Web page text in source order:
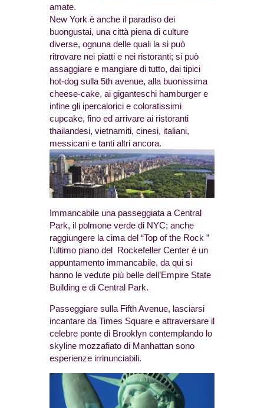
amate.
New York è anche il paradiso dei
buongustai, una città piena di culture
diverse, ognuna delle quali la si può
ritrovare nei piatti e nei ristoranti; si può
assaggiare e mangiare di tutto, dai tipici
hot-dog sulla 5th avenue, alla buonissima
cheese-cake, ai giganteschi hamburger e
infine gli ipercalorici e coloratissimi
cupcake, fino ed arrivare ai ristoranti
thailandesi, vietnamiti, cinesi, italiani,
messicani e tanti altri ancora.
Immancabile una passeggiata a Central
Park, il polmone verde di NYC; anche
raggiungere la cima del “Top of the Rock ”
l’ultimo piano del Rockefeller Center è un
appuntamento immancabile, da qui si
hanno le vedute più belle dell’Empire State
Building e di Central Park.
Passeggiare sulla Fifth Avenue, lasciarsi
incantare da Times Square e attraversare il
celebre ponte di Brooklyn contemplando lo
skyline mozzafiato di Manhattan sono
esperienze irrinunciabili.